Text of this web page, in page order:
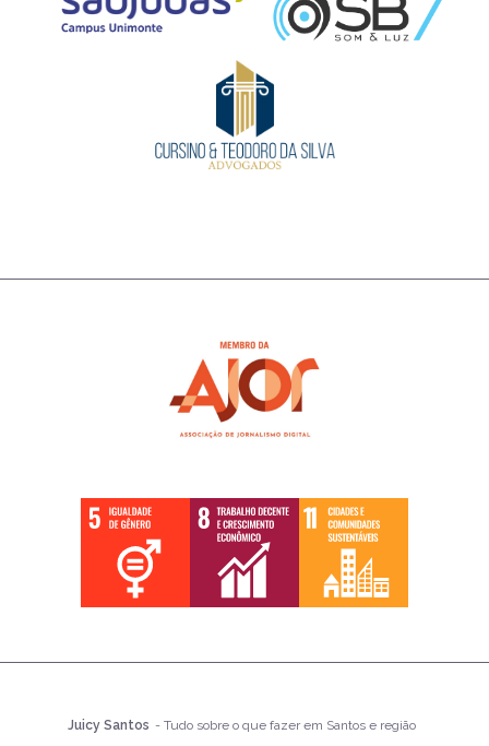
Juicy Santos - Tudo sobre o que fazer em Santos e região